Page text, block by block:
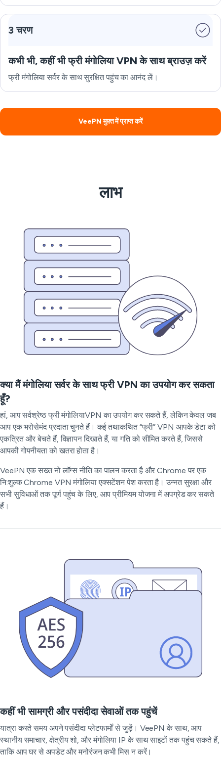
3 चरण
कभी भी, कहीं भी फ्री मंगोलिया VPN के साथ ब्राउज़ करें
फ्री मंगोलिया सर्वर के साथ सुरक्षित पहुंच का आनंद लें।
VeePN मुफ़्त में प्राप्त करें
लाभ
क्या मैं मंगोलिया सर्वर के साथ फ्री VPN का उपयोग कर सकता
हूँ?
हां, आप सर्वश्रेष्ठ फ्री मंगोलियाVPN का उपयोग कर सकते हैं, लेकिन केवल जब
आप एक भरोसेमंद प्रदाता चुनते हैं। कई तथाकथित “फ्री” VPN आपके डेटा को
एकत्रित और बेचते हैं, विज्ञापन दिखाते हैं, या गति को सीमित करते हैं, जिससे
आपकी गोपनीयता को खतरा होता है।
VeePN एक सख्त नो लॉग्स नीति का पालन करता है और Chrome पर एक
नि:शुल्क Chrome VPN मंगोलिया एक्सटेंशन पेश करता है। उन्नत सुरक्षा और
सभी सुविधाओं तक पूर्ण पहुंच के लिए, आप प्रीमियम योजना में अपग्रेड कर सकते
हैं।
कहीं भी सामग्री और पसंदीदा सेवाओं तक पहुंचें
यात्रा करते समय अपने पसंदीदा प्लेटफार्मों से जुड़ें। VeePN के साथ, आप
स्थानीय समाचार, क्षेत्रीय शो, और मंगोलिया IP के साथ साइटों तक पहुंच सकते हैं,
ताकि आप घर से अपडेट और मनोरंजन कभी मिस न करें।